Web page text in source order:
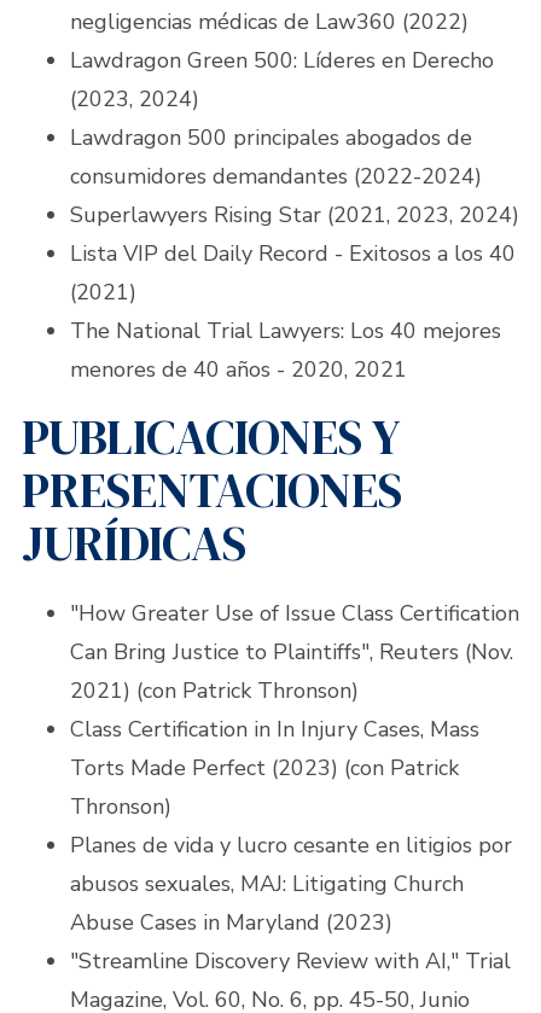
negligencias médicas de Law360 (2022)
Lawdragon Green 500: Líderes en Derecho
(2023, 2024)
Lawdragon 500 principales abogados de
consumidores demandantes (2022-2024)
Superlawyers Rising Star (2021, 2023, 2024)
Lista VIP del Daily Record - Exitosos a los 40
(2021)
The National Trial Lawyers: Los 40 mejores
menores de 40 años - 2020, 2021
PUBLICACIONES Y
PRESENTACIONES
JURÍDICAS
"How Greater Use of Issue Class Certification
Can Bring Justice to Plaintiffs", Reuters (Nov.
2021) (con Patrick Thronson)
Class Certification in In Injury Cases, Mass
Torts Made Perfect (2023) (con Patrick
Thronson)
Planes de vida y lucro cesante en litigios por
abusos sexuales, MAJ: Litigating Church
Abuse Cases in Maryland (2023)
"Streamline Discovery Review with AI," Trial
Magazine, Vol. 60, No. 6, pp. 45-50, Junio